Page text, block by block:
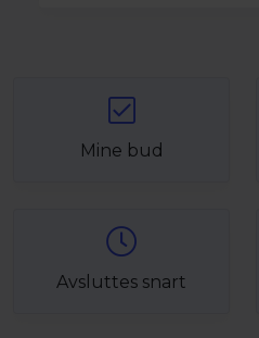
Mine bud
Avsluttes snart